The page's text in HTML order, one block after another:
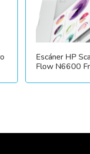
Escáner HP
Flow N6600